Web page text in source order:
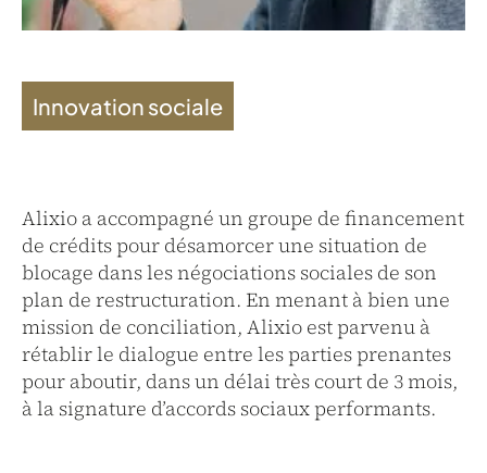
Innovation sociale
Alixio a accompagné un groupe de financement
de crédits pour désamorcer une situation de
blocage dans les négociations sociales de son
plan de restructuration. En menant à bien une
mission de conciliation, Alixio est parvenu à
rétablir le dialogue entre les parties prenantes
pour aboutir, dans un délai très court de 3 mois,
à la signature d’accords sociaux performants.